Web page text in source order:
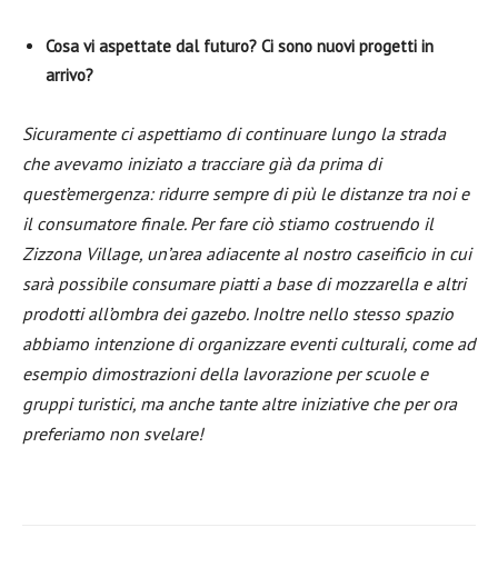
Cosa vi aspettate dal futuro? Ci sono nuovi progetti in
arrivo?
Sicuramente ci aspettiamo di continuare lungo la strada
che avevamo iniziato a tracciare già da prima di
quest’emergenza: ridurre sempre di più le distanze tra noi e
il consumatore finale. Per fare ciò stiamo costruendo il
Zizzona Village, un’area adiacente al nostro caseificio in cui
sarà possibile consumare piatti a base di mozzarella e altri
prodotti all’ombra dei gazebo. Inoltre nello stesso spazio
abbiamo intenzione di organizzare eventi culturali, come ad
esempio dimostrazioni della lavorazione per scuole e
gruppi turistici, ma anche tante altre iniziative che per ora
preferiamo non svelare!